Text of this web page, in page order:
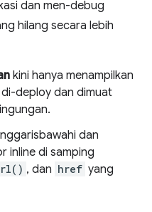
dan men-debug
hilang secara lebih
kini hanya menampilkan
deploy dan dimuat
dan
inline di samping
, dan href yang